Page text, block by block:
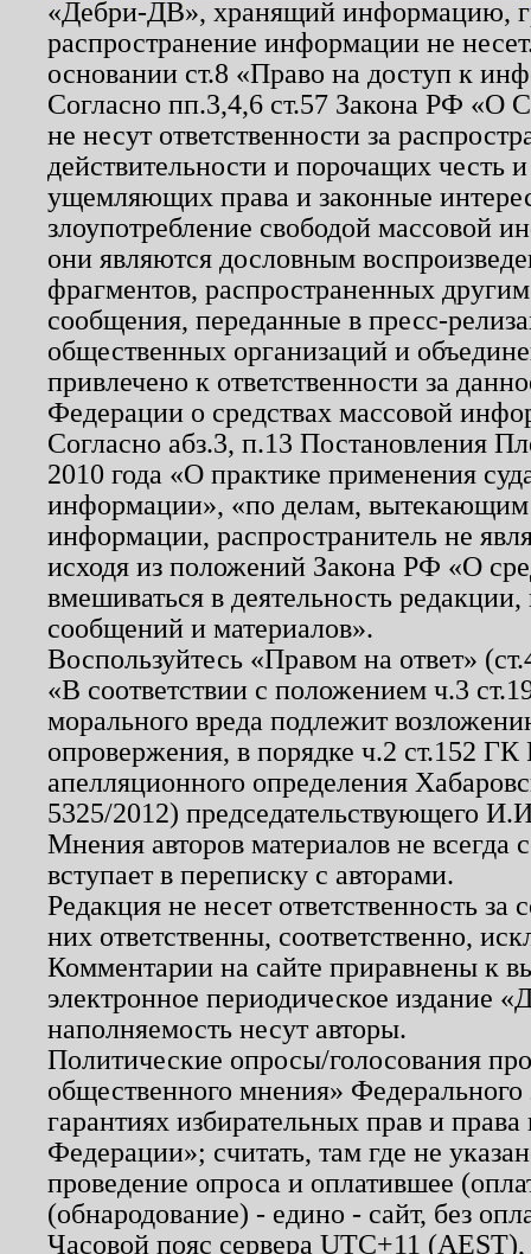
«Дебри-ДВ», хранящий информацию,
распространение информации не
основании ст.8 «Право на доступ к
Согласно пп.3,4,6 ст.57 Закона РФ «О
не несут ответственности за
действительности и порочащих честь
ущемляющих права и законные
злоупотребление свободой массовой
они являются дословным
фрагментов, распространенных
сообщения, переданные в пресс-
общественных организаций и
привлечено к ответственности за
Федерации о средствах массовой
Согласно абз.3, п.13 Постановления
2010 года «О практике применения
информации», «по делам, вытекающим
информации, распространитель не
исходя из положений Закона РФ «О
вмешиваться в деятельность
сообщений и материалов».
Воспользуйтесь «Правом на ответ»
«В соответствии с положением ч.3
морального вреда подлежит
опровержения, в порядке ч.2 ст.152
апелляционного определения
5325/2012) председательствующего
Мнения авторов материалов не
вступает в переписку с авторами.
Редакция не несет ответственность
них ответственны, соответственно,
Комментарии на сайте приравнены к
электронное периодическое издание
наполняемость несут авторы.
Политические опросы/голосования
общественного мнения»
гарантиях избирательных прав и
Федерации»; считать, там где не
проведение опроса и оплатившее
(обнародование) - едино - сайт, без
Часовой пояс сервера UTC+11